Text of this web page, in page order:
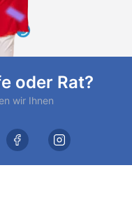
oder Rat?
wir Ihnen